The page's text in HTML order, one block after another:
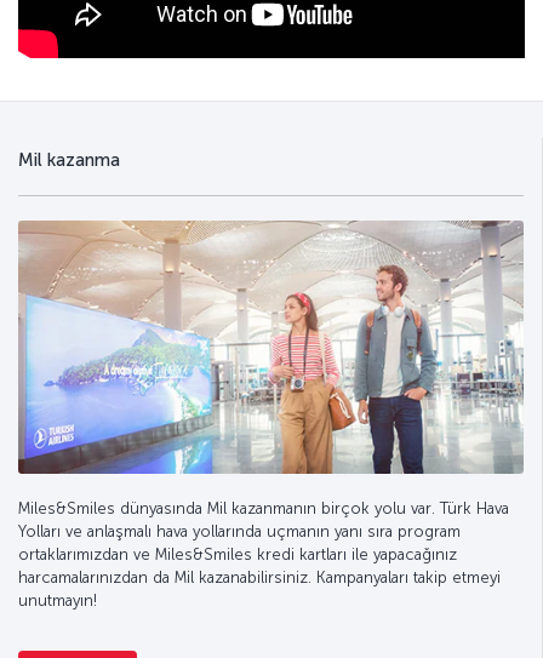
Mil kazanma
Miles&Smiles dünyasında Mil kazanmanın birçok yolu var. Türk Hava
Yolları ve anlaşmalı hava yollarında uçmanın yanı sıra program
ortaklarımızdan ve Miles&Smiles kredi kartları ile yapacağınız
harcamalarınızdan da Mil kazanabilirsiniz. Kampanyaları takip etmeyi
unutmayın!